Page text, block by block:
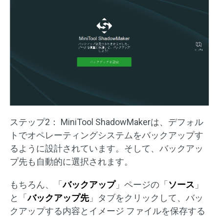
ステップ2： MiniTool ShadowMakerは、デフォル
トでオペレーティングシステムをバックアップす
るように設計されています。そして、バックアッ
プ先も自動的に選択されます。
もちろん、「バックアップ」ページの「 ソース 」
と「バックアップ先」タブをクリックして、バッ
クアップする内容とイメージ ファイルを保存する